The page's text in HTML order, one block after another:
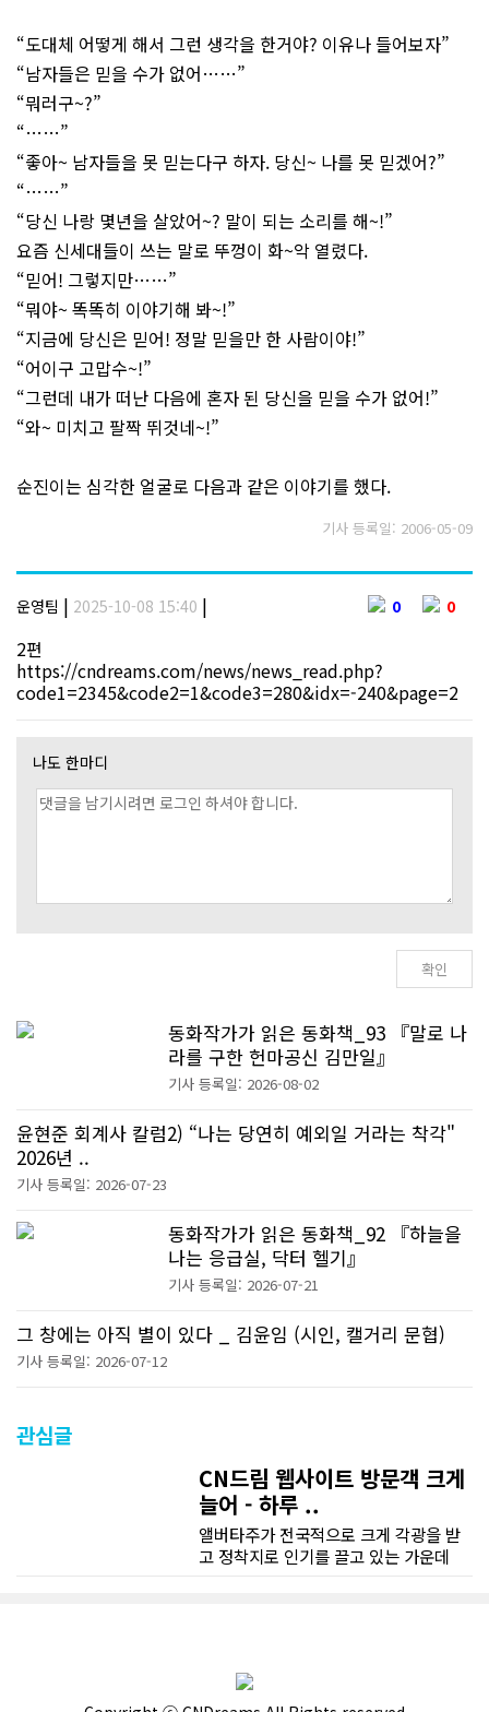
“도대체 어떻게 해서 그런 생각을 한거야? 이유나 들어보자”
“남자들은 믿을 수가 없어……”
“뭐러구~?”
“……”
“좋아~ 남자들을 못 믿는다구 하자. 당신~ 나를 못 믿겠어?”
“……”
“당신 나랑 몇년을 살았어~? 말이 되는 소리를 해~!”
요즘 신세대들이 쓰는 말로 뚜껑이 화~악 열렸다.
“믿어! 그렇지만……”
“뭐야~ 똑똑히 이야기해 봐~!”
“지금에 당신은 믿어! 정말 믿을만 한 사람이야!”
“어이구 고맙수~!”
“그런데 내가 떠난 다음에 혼자 된 당신을 믿을 수가 없어!”
“와~ 미치고 팔짝 뛰것네~!”
순진이는 심각한 얼굴로 다음과 같은 이야기를 했다.
기사 등록일: 2006-05-09
운영팀 | 2025-10-08 15:40 | 0 0
2편
https://cndreams.com/news/news_read.php?
code1=2345&code2=1&code3=280&idx=-240&page=2
나도 한마디
동화작가가 읽은 동화책_93 『말로 나
라를 구한 헌마공신 김만일』
기사 등록일: 2026-08-02
윤현준 회계사 칼럼2) “나는 당연히 예외일 거라는 착각"
2026년 ..
기사 등록일: 2026-07-23
동화작가가 읽은 동화책_92 『하늘을
나는 응급실, 닥터 헬기』
기사 등록일: 2026-07-21
그 창에는 아직 별이 있다 _ 김윤임 (시인, 캘거리 문협)
기사 등록일: 2026-07-12
관심글
CN드림 웹사이트 방문객 크게
늘어 - 하루 ..
앨버타주가 전국적으로 크게 각광을 받
고 정착지로 인기를 끌고 있는 가운데
한달 기준으로 총 접속자 수가 40,730